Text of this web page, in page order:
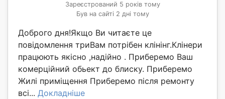
Зареєстрований 5 років тому
Був на сайті 2 дні тому
Доброго дня!Якщо Ви читаєте це
повідомлення триВам потрібен клінінг.Клінери
працюють якісно ,надійно . Приберемо Ваш
комерційний обьект до блиску. Приберемо
Жилі приміщення Приберемо після ремонту
всі... Докладніше